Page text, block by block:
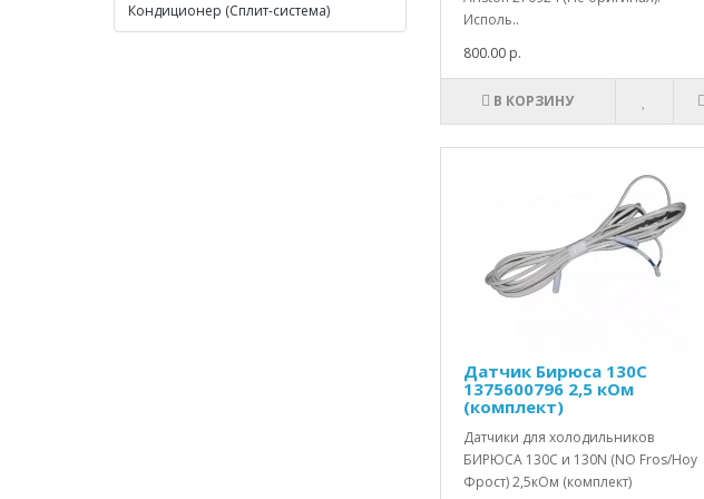
Кондиционер (Сплит-система)
Исполь..
800.00 р.
В КОРЗИНУ
Датчик Бирюса 130С
1375600796 2,5 кОм
(комплект)
Датчики для холодильников
БИРЮСА 130C и 130N (NO Fros/Ноу
Фрост) 2,5кОм (комплект)